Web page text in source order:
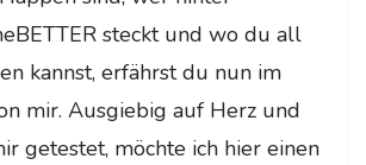
steckt und wo du all
kannst, erfährst du nun im
mir. Ausgiebig auf Herz und
getestet, möchte ich hier einen